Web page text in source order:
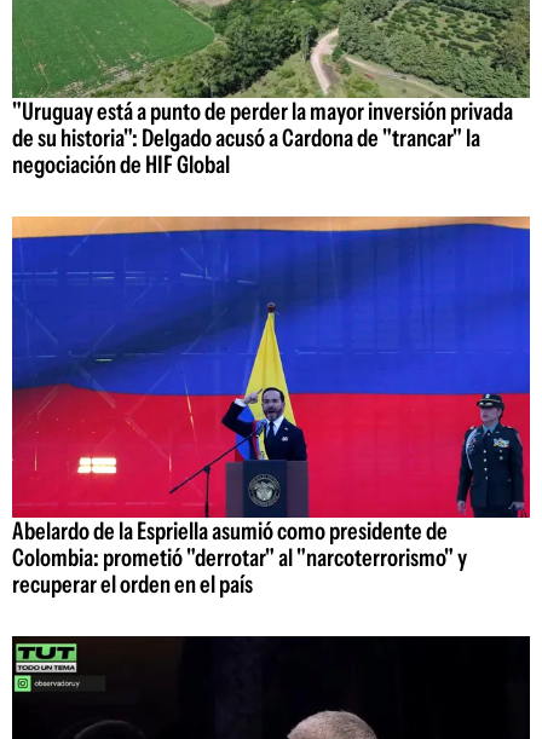
"Uruguay está a punto de perder la mayor inversión privada
de su historia": Delgado acusó a Cardona de "trancar" la
negociación de HIF Global
Abelardo de la Espriella asumió como presidente de
Colombia: prometió "derrotar" al "narcoterrorismo" y
recuperar el orden en el país